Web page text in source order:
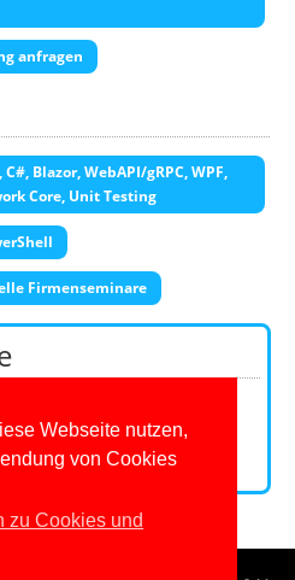
Webseite nutzen,
von Cookies
zu Cookies und
anfragen
Blazor, WebAPI/gRPC, WPF,
Core, Unit Testing
Firmenseminare